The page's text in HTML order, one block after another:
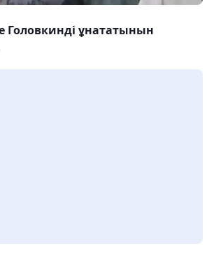
Головкинді ұнататынын